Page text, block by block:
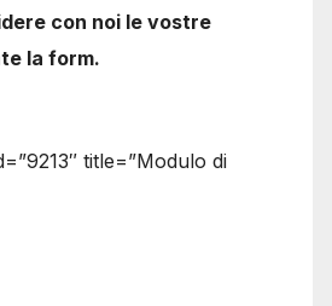
con noi le vostre
la form.
title=”Modulo di